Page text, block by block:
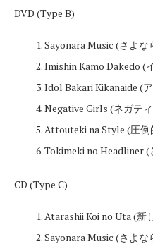
DVD (Type B)
Sayonara Music (さよな
Imishin Kamo Dakedo (
Idol Bakari Kikanaide (
Negative Girls (ネガテ
Attouteki na Style (圧倒
Tokimeki no Headliner
CD (Type C)
Atarashii Koi no Uta (新
Sayonara Music (さよ